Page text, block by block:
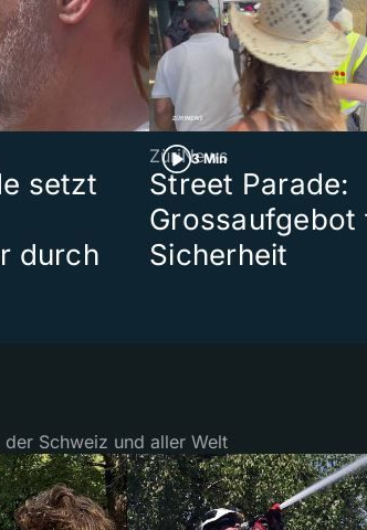
setzt
durch
3 Min
ZüriNews
Street Parade:
Grossaufgebot
Sicherheit
Schweiz und aller Welt